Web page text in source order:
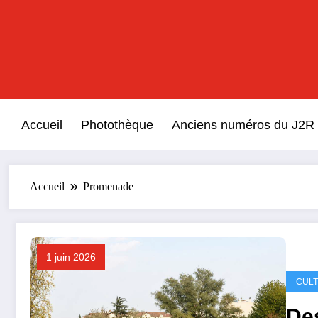
Accueil Photothèque Anciens numéros du J2R
Accueil Promenade
1 juin 2026